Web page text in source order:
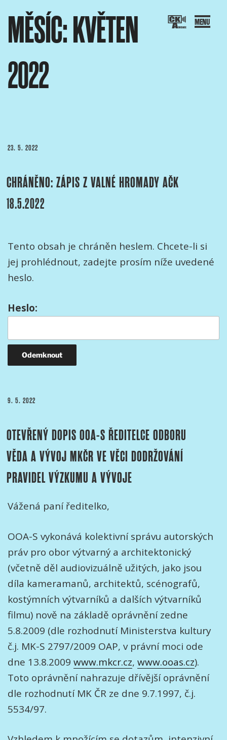
obsahu
ČESKÝCH KAMERAMANŮ
portál Asociace českých kameramanů
MĚSÍC: KVĚTEN
2022
PUBLIKOVÁNO
23. 5. 2022
CHRÁNĚNO: ZÁPIS Z VALNÉ HROMADY AČK
18.5.2022
Tento obsah je chráněn heslem. Chcete-li si
jej prohlédnout, zadejte prosím níže uvedené
heslo.
Heslo:
PUBLIKOVÁNO
9. 5. 2022
OTEVŘENÝ DOPIS OOA-S ŘEDITELCE ODBORU
VĚDA A VÝVOJ MKČR VE VĚCI DODRŽOVÁNÍ
PRAVIDEL VÝZKUMU A VÝVOJE
Vážená paní ředitelko,
OOA-S vykonává kolektivní správu autorských
práv pro obor výtvarný a architektonický
(včetně děl audiovizuálně užitých, jako jsou
díla kameramanů, architektů, scénografů,
kostýmních výtvarníků a dalších výtvarníků
filmu) nově na základě oprávnění zedne
5.8.2009 (dle rozhodnutí Ministerstva kultury
č.j. MK-S 2797/2009 OAP, v právní moci ode
dne 13.8.2009 www.mkcr.cz, www.ooas.cz).
Toto oprávnění nahrazuje dřívější oprávnění
dle rozhodnutí MK ČR ze dne 9.7.1997, č.j.
5534/97.